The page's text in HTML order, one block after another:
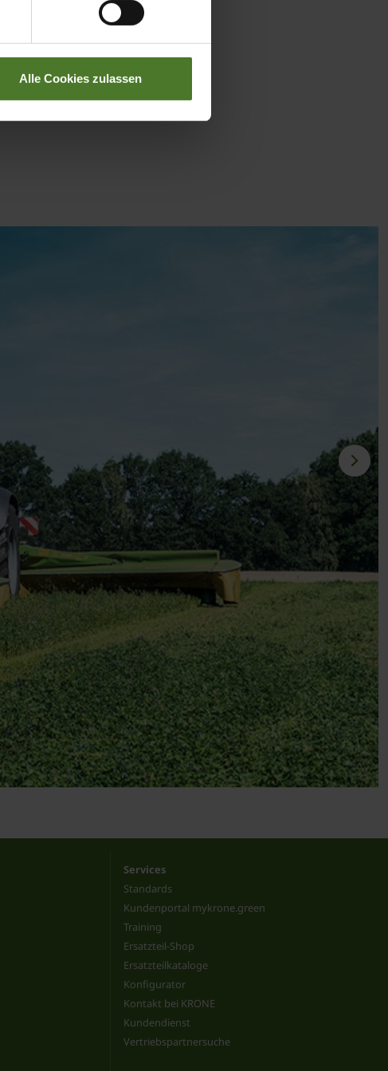
Alle Cookies zulassen
Services
Standards
Kundenportal mykrone.green
Training
Ersatzteil-Shop
Ersatzteilkataloge
Konfigurator
Kontakt bei KRONE
Kundendienst
Vertriebspartnersuche